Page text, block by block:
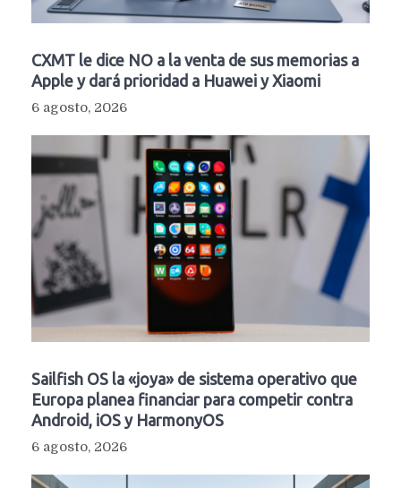
CXMT le dice NO a la venta de sus memorias a
Apple y dará prioridad a Huawei y Xiaomi
6 agosto, 2026
Sailfish OS la «joya» de sistema operativo que
Europa planea financiar para competir contra
Android, iOS y HarmonyOS
6 agosto, 2026